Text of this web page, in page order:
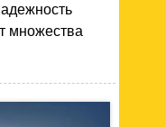
множества